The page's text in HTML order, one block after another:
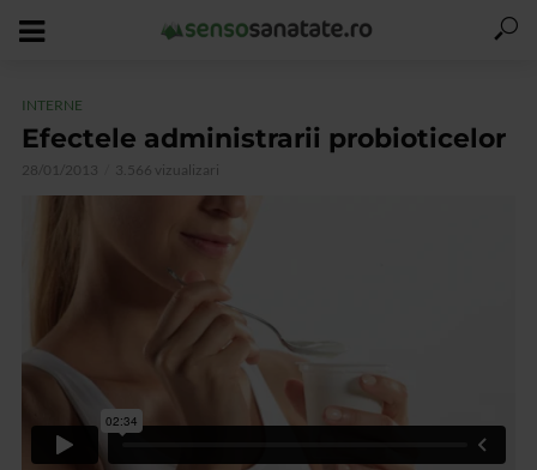
INTERNE
Efectele administrarii probioticelor
28/01/2013 3.566 vizualizari